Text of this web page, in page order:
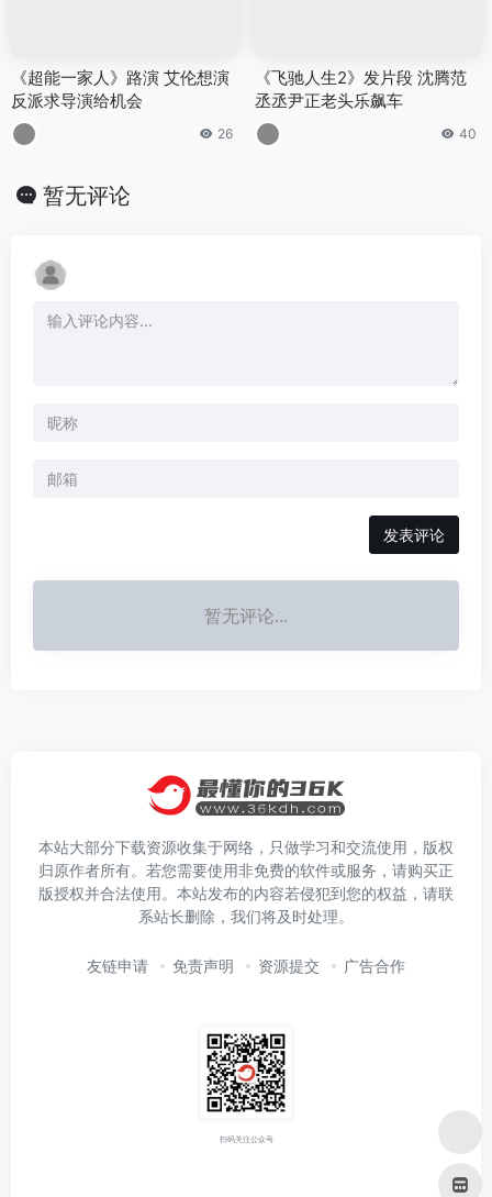
《超能一家人》路演 艾伦想演
反派求导演给机会
26
《飞驰人生2》发片段 沈腾范
丞丞尹正老头乐飙车
40
暂无评论
发表评论
暂无评论...
本站大部分下载资源收集于网络，只做学习和交流使用，版权
归原作者所有。若您需要使用非免费的软件或服务，请购买正
版授权并合法使用。本站发布的内容若侵犯到您的权益，请联
系站长删除，我们将及时处理。
友链申请 免责声明 资源提交 广告合作
扫码关注公众号